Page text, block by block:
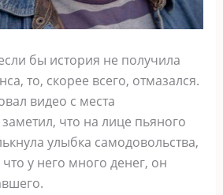
бы история не получила
то, скорее всего, отмазался.
видео с места
что на лице пьяного
улыбка самодовольства,
у него много денег, он